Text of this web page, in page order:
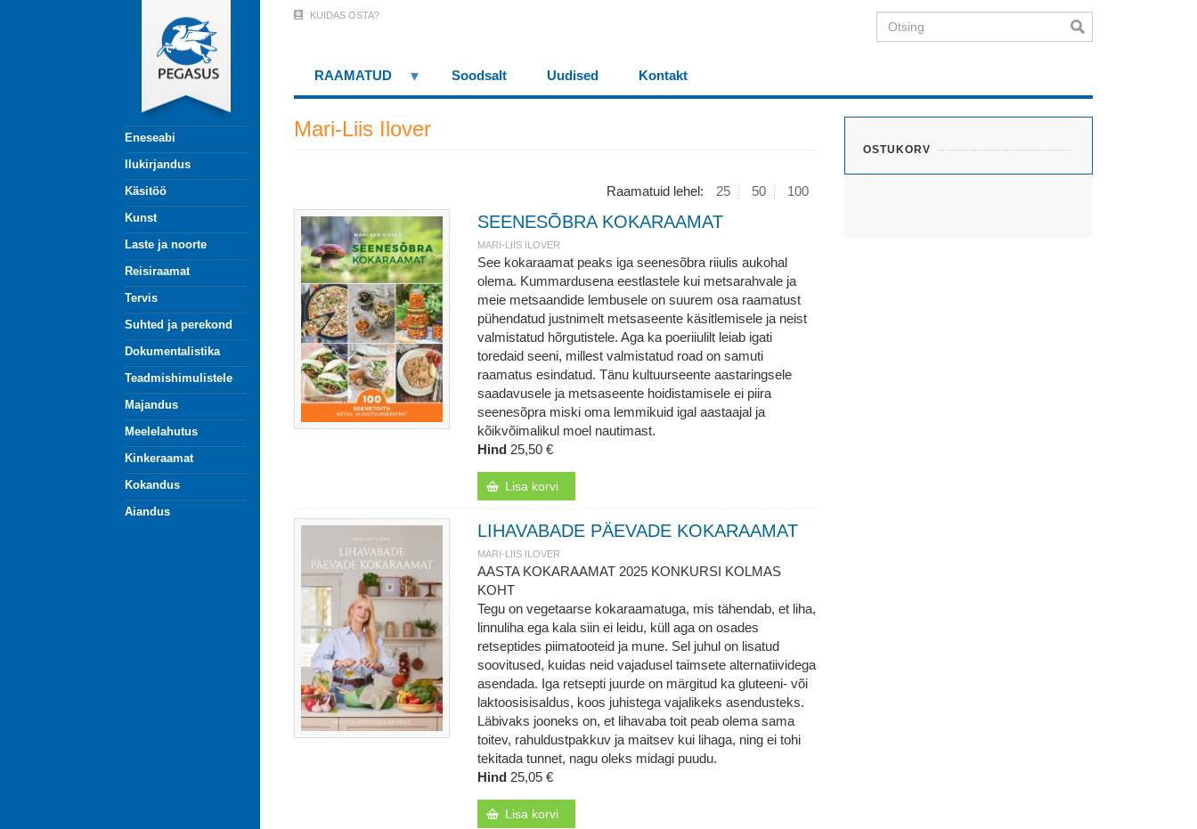
Eneseabi
Ilukirjandus
Käsitöö
Kunst
Laste ja noorte
Reisiraamat
Tervis
Suhted ja perekond
Dokumentalistika
Teadmishimulistele
Majandus
Meelelahutus
Kinkeraamat
Kokandus
Aiandus
Menu
(logged
KUIDAS OSTA? Otsing
RAAMATUD Soodsalt Uudised Kontakt
OSTUKORV
Mari-Liis Ilover
Raamatuid lehel: 25 50 100
SEENESÕBRA KOKARAAMAT
MARI-LIIS ILOVER
See kokaraamat peaks iga seenesõbra riiulis aukohal
olema. Kummardusena eestlastele kui metsarahvale ja
meie metsaandide lembusele on suurem osa raamatust
pühendatud justnimelt metsaseente käsitlemisele ja neist
valmistatud hõrgutistele. Aga ka poeriiulilt leiab igati
toredaid seeni, millest valmistatud road on samuti
raamatus esindatud. Tänu kultuurseente aastaringsele
saadavusele ja metsaseente hoidistamisele ei piira
seenesõpra miski oma lemmikuid igal aastaajal ja
kõikvõimalikul moel nautimast.
Hind 25,50 €
Lisa korvi
LIHAVABADE PÄEVADE KOKARAAMAT
MARI-LIIS ILOVER
AASTA KOKARAAMAT 2025 KONKURSI KOLMAS
KOHT
Tegu on vegetaarse kokaraamatuga, mis tähendab, et liha,
linnuliha ega kala siin ei leidu, küll aga on osades
retseptides piimatooteid ja mune. Sel juhul on lisatud
soovitused, kuidas neid vajadusel taimsete alternatiividega
asendada. Iga retsepti juurde on märgitud ka gluteeni- või
laktoosisisaldus, koos juhistega vajalikeks asendusteks.
Läbivaks jooneks on, et lihavaba toit peab olema sama
toitev, rahuldustpakkuv ja maitsev kui lihaga, ning ei tohi
tekitada tunnet, nagu oleks midagi puudu.
Hind 25,05 €
Lisa korvi